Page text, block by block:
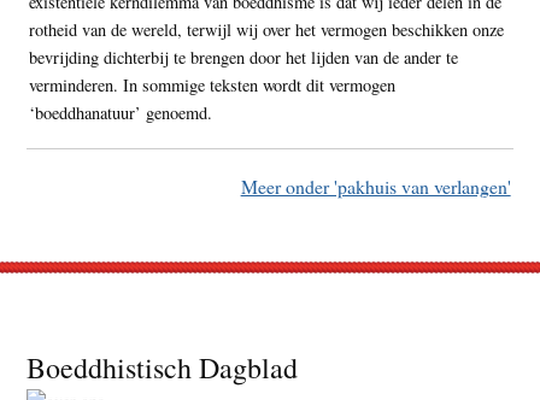
rotheid van de wereld, terwijl wij over het vermogen beschikken onze
bevrijding dichterbij te brengen door het lijden van de ander te
verminderen. In sommige teksten wordt dit vermogen
‘boeddhanatuur’ genoemd.
Meer onder 'pakhuis van verlangen'
Footer
Boeddhistisch Dagblad